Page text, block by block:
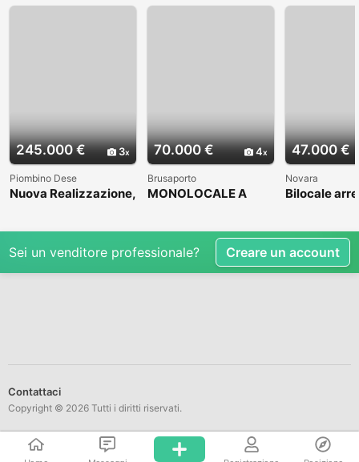
245.000 € 3
Piombino Dese
Nuova Realizzazione,
70.000 € 4
Brusaporto
MONOLOCALE A
47.000 €
Novara
Bilocale
Sei un venditore professionale? Creare un account
Contattaci
Copyright © 2026 Tutti i diritti riservati.